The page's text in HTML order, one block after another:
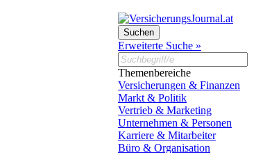
Erweiterte Suche »
Themenbereiche
Versicherungen & Finanzen
Markt & Politik
Vertrieb & Marketing
Unternehmen & Personen
Karriere & Mitarbeiter
Büro & Organisation